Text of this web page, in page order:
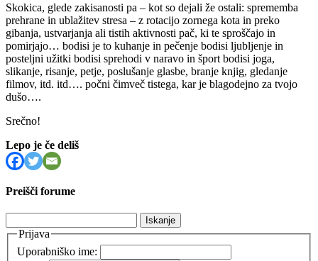
Skokica, glede zakisanosti pa – kot so dejali že ostali: sprememba
prehrane in ublažitev stresa – z rotacijo zornega kota in preko
gibanja, ustvarjanja ali tistih aktivnosti pač, ki te sproščajo in
pomirjajo… bodisi je to kuhanje in pečenje bodisi ljubljenje in
posteljni užitki bodisi sprehodi v naravo in šport bodisi joga,
slikanje, risanje, petje, poslušanje glasbe, branje knjig, gledanje
filmov, itd. itd…. počni čimveč tistega, kar je blagodejno za tvojo
dušo….
Srečno!
Lepo je če deliš
Preišči forume
Prijava
Uporabniško ime: